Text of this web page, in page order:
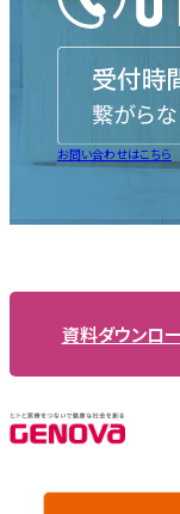
お問い合わせはこちら
資料ダウンロ